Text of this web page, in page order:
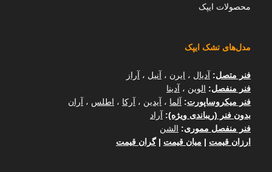
محصولات ایپک
مدل‌های تشک ایپک
فنر متصل: آدیال ، ایرن ، آنیل ،
آراز
فنر منفصل: الوین ، آدینا
فنر میکروساپورت: آلما ، آیدین ، آرکا ، اطلس ،
آران
بدون فنر (ریباندی ویژه):
آراد
فنر منفصل مموری:
الشن
ارزان قیمت
میان قیمت |گران قیمت